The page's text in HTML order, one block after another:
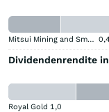
Mitsui Mining and Smelting Company
Dividendenrendite
Royal Gold 1,0